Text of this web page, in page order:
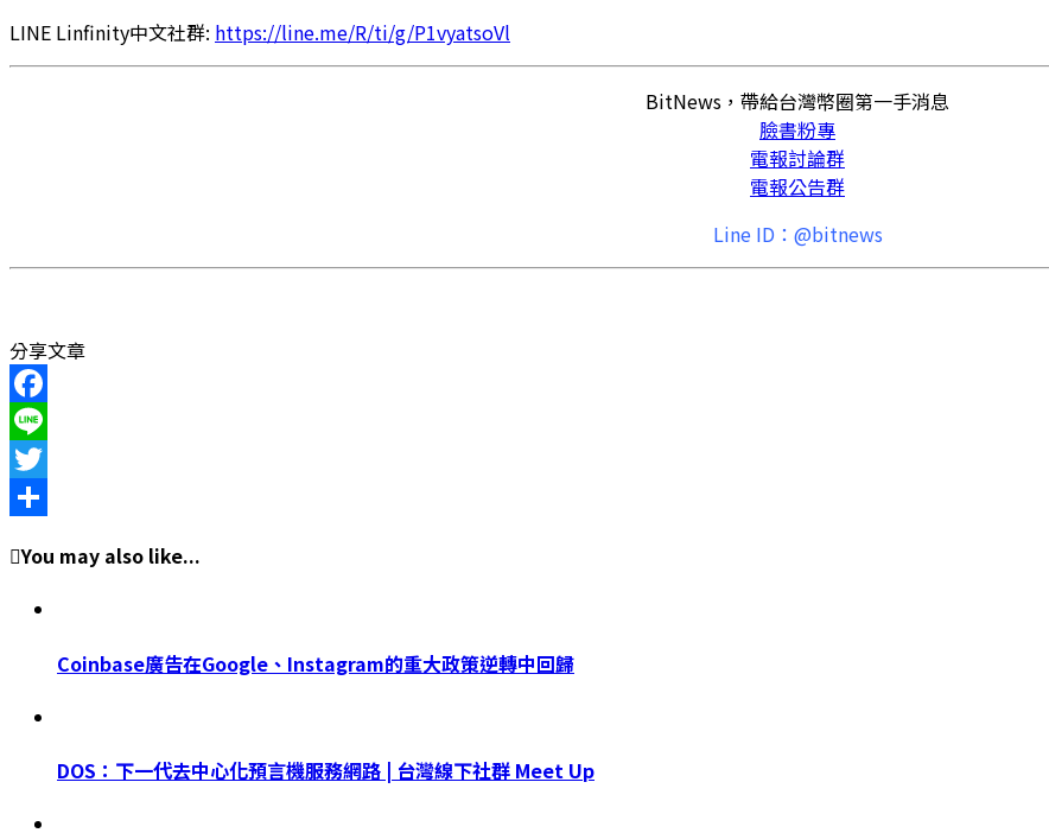
LINE Linfinity中文社群: https://line.me/R/ti/g/P1vyatsoVl
BitNews，帶給台灣幣圈第一手消息
臉書粉專
電報討論群
電報公告群
Line ID：@bitnews
分享文章
Facebook
Line
Twitter
You may also like...
Coinbase廣告在Google、Instagram的重大政策逆轉中回歸
DOS：下一代去中心化預言機服務網路 | 台灣線下社群 Meet Up